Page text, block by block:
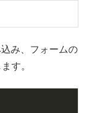
み、フォームの
す。